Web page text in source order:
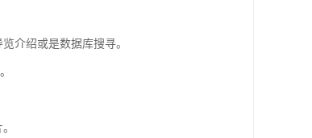
介绍或是数据库搜寻。